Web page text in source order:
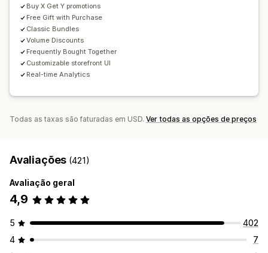
Processamento prioritário
Buy X Get Y promotions
Free Gift with Purchase
Classic Bundles
Volume Discounts
Frequently Bought Together
Customizable storefront UI
Real-time Analytics
Todas as taxas são faturadas em USD. Ver todas as opções de preços
Avaliações (421)
Avaliação geral
4,9
5
402
4
7